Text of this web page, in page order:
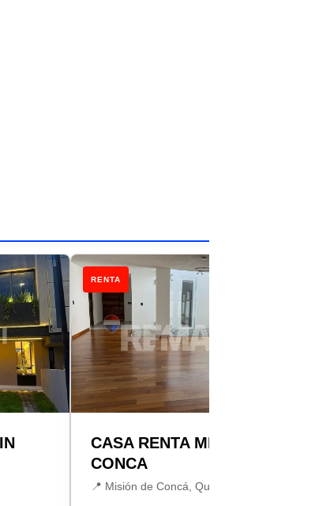
RENTA
CASA RENTA MISION
CONCA
📍 Misión de Concá, Querétaro